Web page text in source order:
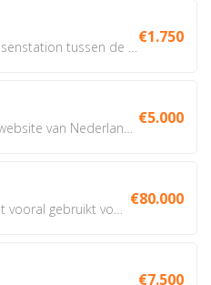
€1.750
€5.000
€80.000
€7.500